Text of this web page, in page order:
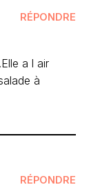
RÉPONDRE
a l air
à
RÉPONDRE